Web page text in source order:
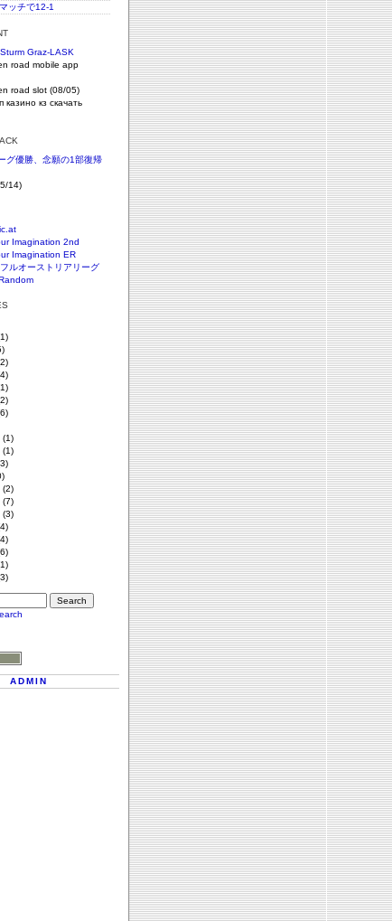
ッチで12-1
Graz-LASK
road mobile app
road slot (08/05)
казино кз скачать
グ優勝、念願の1部復帰
14)
Imagination 2nd
Imagination ER
ルオーストリアリーグ
(1)
(1)
(2)
(7)
(3)
ADMIN